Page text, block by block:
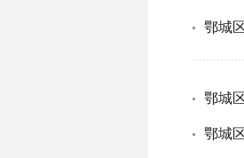
鄂城
鄂城
鄂城